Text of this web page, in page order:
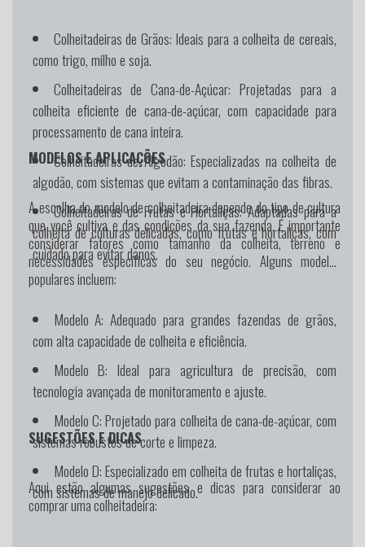
Colheitadeiras de Grãos: Ideais para a colheita de cereais,
como trigo, milho e soja.
Colheitadeiras de Cana-de-Açúcar: Projetadas para a
colheita eficiente de cana-de-açúcar, com capacidade para
processamento de cana inteira.
Colheitadeiras de Algodão: Especializadas na colheita de
algodão, com sistemas que evitam a contaminação das fibras.
Colheitadeiras de Frutas e Hortaliças: Adaptadas para a
colheita de culturas delicadas, como frutas e hortaliças, com
cuidado para evitar danos.
MODELOS E APLICAÇÕES
A escolha do modelo de colheitadeira depende do tipo de cultura
que você cultiva e das condições da sua fazenda. É importante
considerar fatores como tamanho da colheita, terreno e
necessidades específicas do seu negócio. Alguns modelos
populares incluem:
Modelo A: Adequado para grandes fazendas de grãos,
com alta capacidade de colheita e eficiência.
Modelo B: Ideal para agricultura de precisão, com
tecnologia avançada de monitoramento e ajuste.
Modelo C: Projetado para colheita de cana-de-açúcar, com
sistemas robustos de corte e limpeza.
Modelo D: Especializado em colheita de frutas e hortaliças,
com sistemas de manejo delicado.
SUGESTÕES E DICAS
Aqui estão algumas sugestões e dicas para considerar ao
comprar uma colheitadeira: